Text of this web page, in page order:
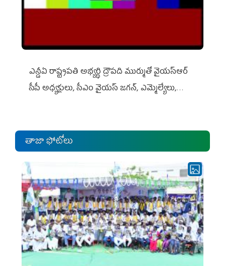
ఎన్డీఏ రాష్ట్ర‌ప‌తి అభ్య‌ర్థి ద్రౌప‌ది ముర్ముతో వైయ‌స్ఆర్
సీపీ అధ్య‌క్షులు, సీఎం వైయ‌స్ జ‌గ‌న్, ఎమ్మెల్యేలు,
తాజా ఫోటోలు